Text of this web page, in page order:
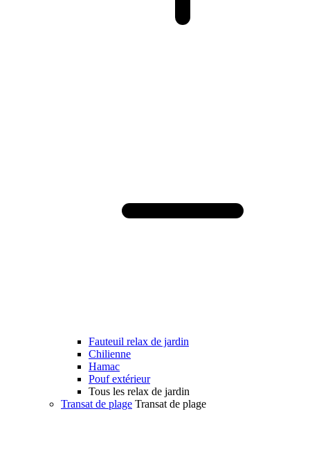
Fauteuil relax de jardin
Chilienne
Hamac
Pouf extérieur
Tous les relax de jardin
Transat de plage Transat de plage